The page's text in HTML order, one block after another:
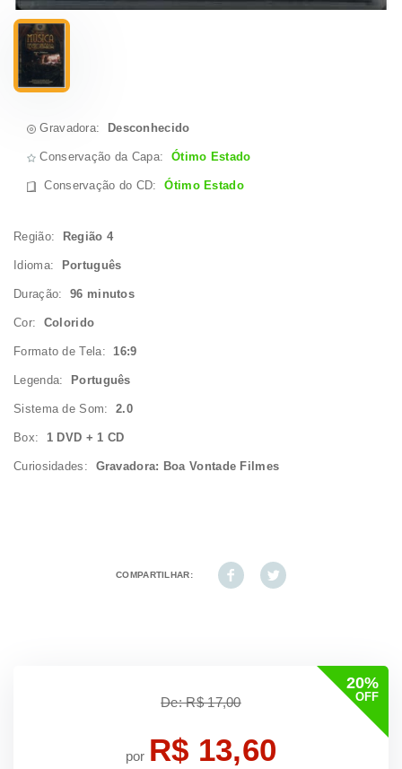
Gravadora: Desconhecido
Conservação da Capa: Ótimo Estado
Conservação do CD:Ótimo Estado
Região: Região 4
Idioma: Português
Duração: 96 minutos
Cor: Colorido
Formato de Tela:16:9
Legenda: Português
Sistema de Som:2.0
Box: 1 DVD + 1 CD
Curiosidades: Gravadora: Boa Vontade Filmes
COMPARTILHAR:
20%
OFF
De: R$ 17,00
por R$ 13,60